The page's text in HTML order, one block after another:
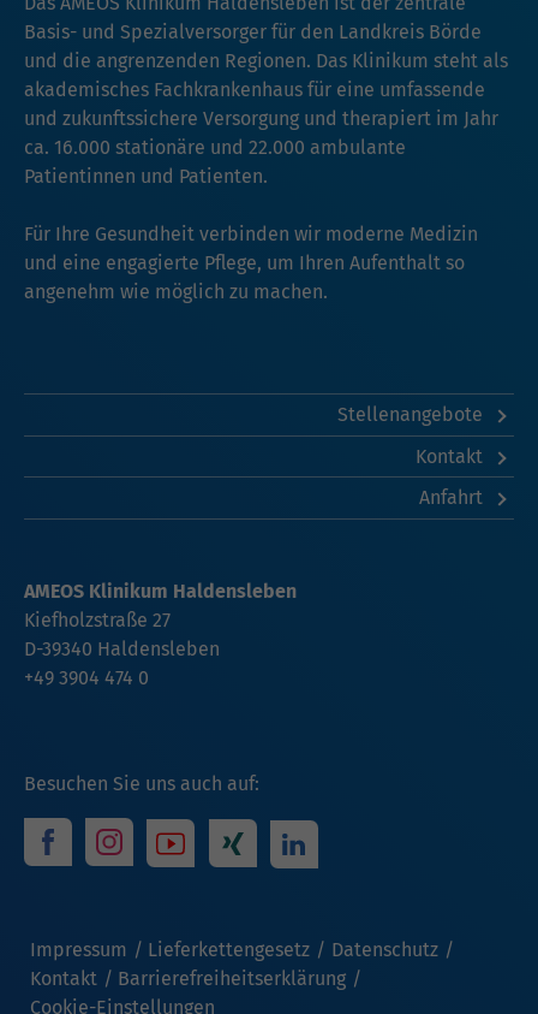
Basis- und Spezialversorger für den Landkreis Börde
und die angrenzenden Regionen. Das Klinikum steht als
akademisches Fachkrankenhaus für eine umfassende
und zukunftssichere Versorgung und therapiert im Jahr
ca. 16.000 stationäre und 22.000 ambulante
Patientinnen und Patienten.
Für Ihre Gesundheit verbinden wir moderne Medizin
und eine engagierte Pflege, um Ihren Aufenthalt so
angenehm wie möglich zu machen.
Stellenangebote
Kontakt
Anfahrt
Besuchen Sie uns auch auf:
Impressum Lieferkettengesetz
Datenschutz
Kontakt
Barrierefreiheitserklärung
Cookie-Einstellungen
AMEOS Klinikum Haldensleben
Kiefholzstraße 27
D-39340 Haldensleben
+49 3904 474 0